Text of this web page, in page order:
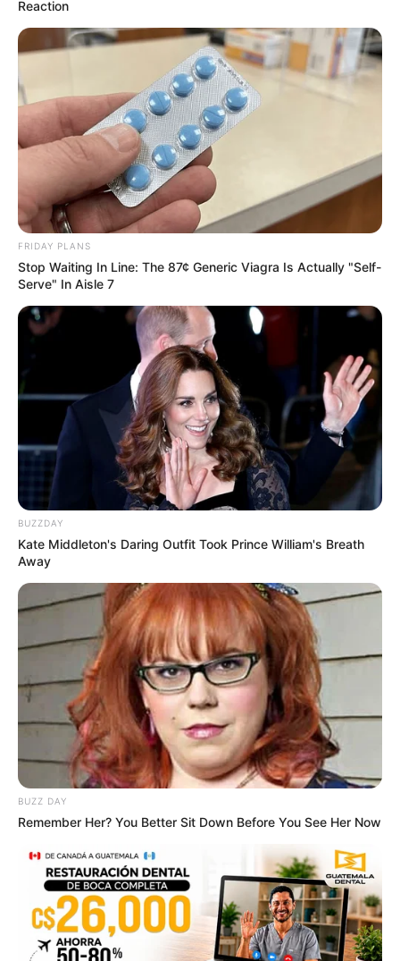
Surgeons: This Simple Method Ends Joint Pain &
Arthritis! Try It!
FORGE BODY
Feeling Tired? Here's The Trick To Perform Better
MEDVI
Men 45+ Are Trying This To Perform Better
Reaction
FRIDAY PLANS
Stop Waiting In Line: The 87¢ Generic Viagra Is Actually "Self-
Serve" In Aisle 7
BUZZDAY
Kate Middleton's Daring Outfit Took Prince William's Breath
Away
BUZZ DAY
Remember Her? You Better Sit Down Before You See Her Now